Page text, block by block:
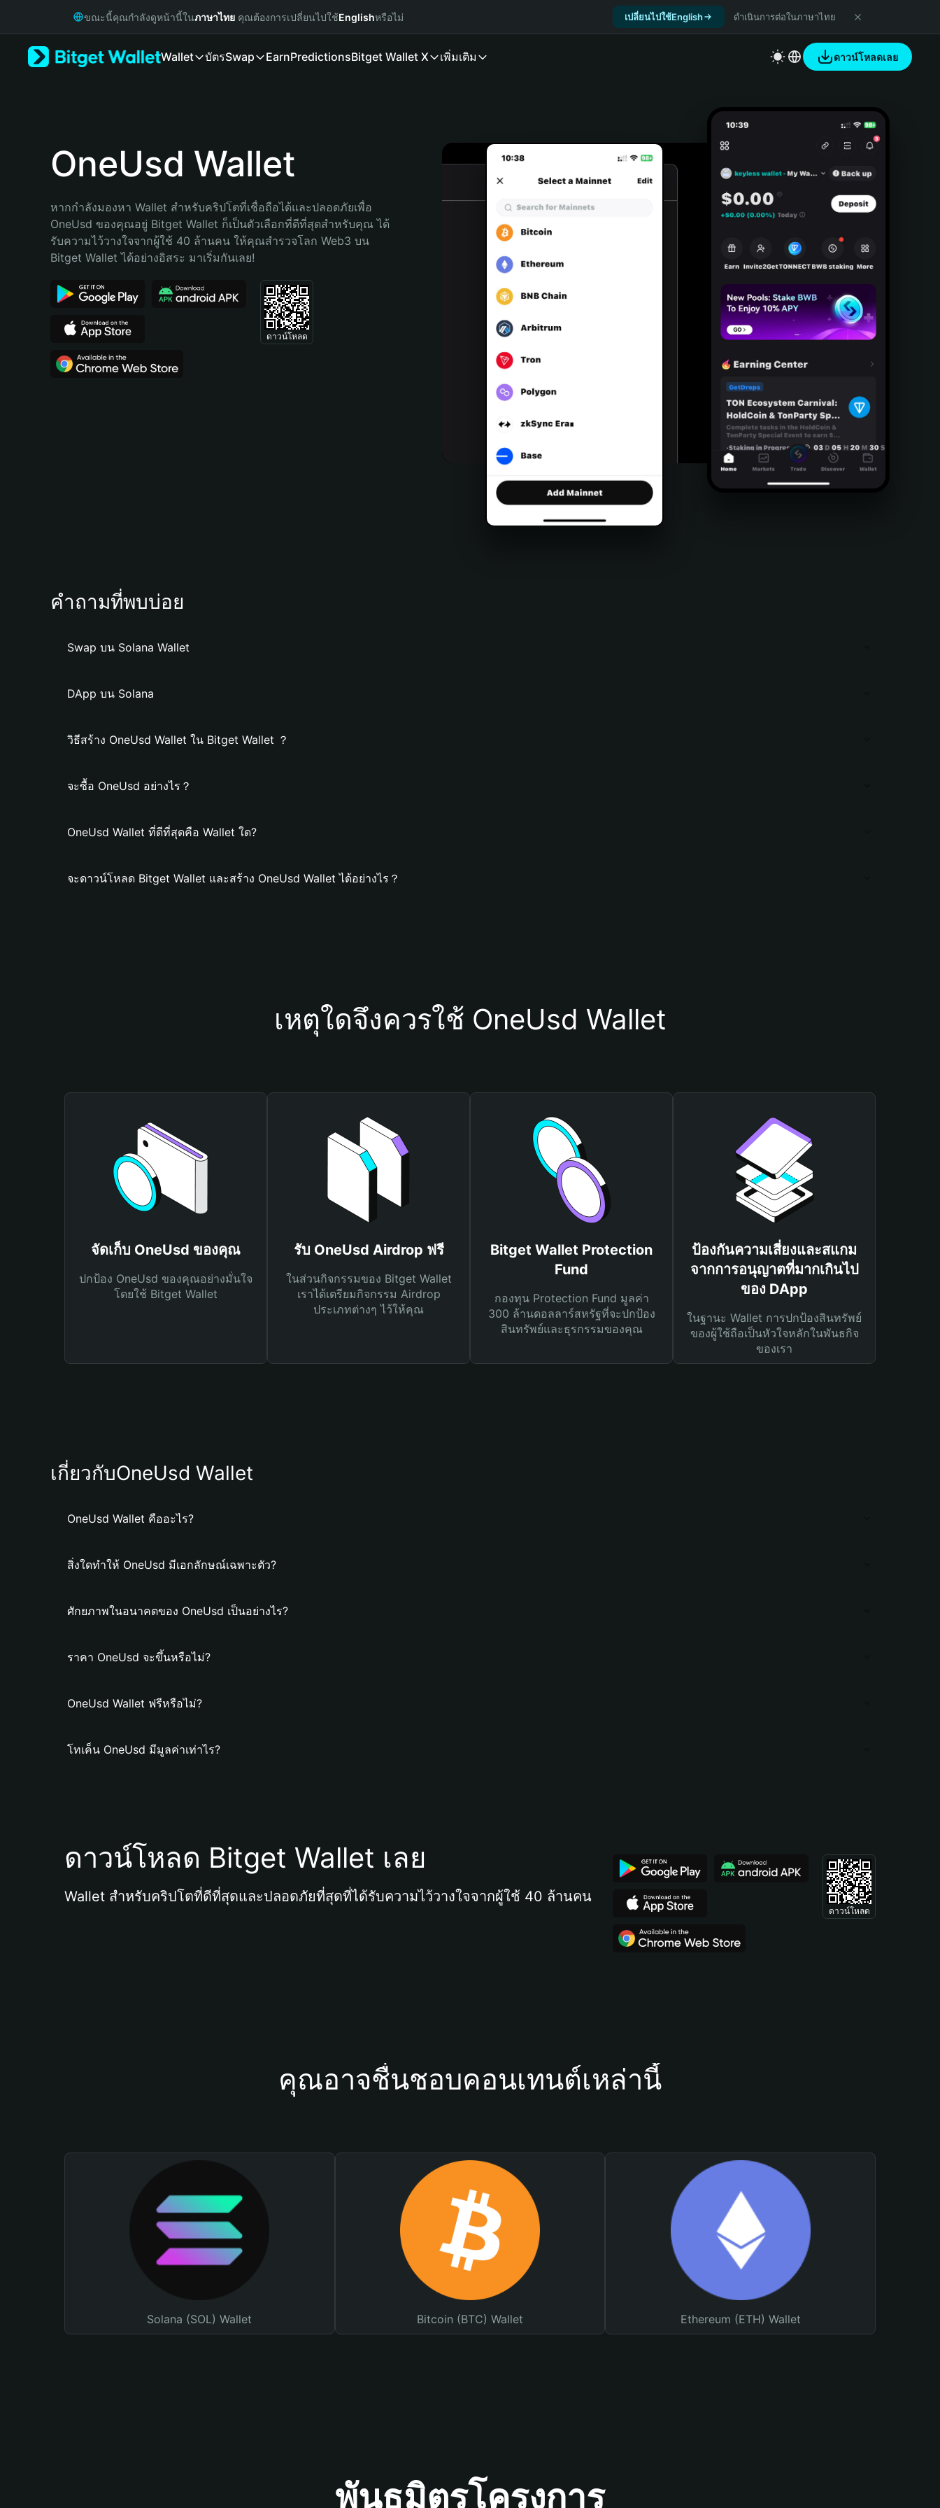
Русский
Bahasa Indonesia
Português (Brasil)
ขณะนี้คุณกำลังดูหน้านี้ในภาษาไทย คุณต้องการเปลี่ยนไปใช้Englishหรือไม่ เปลี่ยนไปใช้English ดำเนินการต่อในภาษาไทย
Wallet บัตรSwap EarnPredictionsBitget Wallet X เพิ่มเติม ดาวน์โหลดเลย
OneUsd Wallet
หากกำลังมองหา Wallet สำหรับคริปโตที่เชื่อถือได้และปลอดภัยเพื่อ
OneUsd ของคุณอยู่ Bitget Wallet ก็เป็นตัวเลือกที่ดีที่สุดสำหรับคุณ ได้
รับความไว้วางใจจากผู้ใช้ 40 ล้านคน ให้คุณสำรวจโลก Web3 บน
Bitget Wallet ได้อย่างอิสระ มาเริ่มกันเลย!
ดาวน์โหลด
คำถามที่พบบ่อย
Swap บน Solana Wallet
DApp บน Solana
วิธีสร้าง OneUsd Wallet ใน Bitget Wallet ？
จะซื้อ OneUsd อย่างไร？
OneUsd Wallet ที่ดีที่สุดคือ Wallet ใด?
จะดาวน์โหลด Bitget Wallet และสร้าง OneUsd Wallet ได้อย่างไร？
เหตุใดจึงควรใช้ OneUsd Wallet
จัดเก็บ OneUsd ของคุณ
ปกป้อง OneUsd ของคุณอย่างมั่นใจ
โดยใช้ Bitget Wallet
รับ OneUsd Airdrop ฟรี
ในส่วนกิจกรรมของ Bitget Wallet
เราได้เตรียมกิจกรรม Airdrop
ประเภทต่างๆ ไว้ให้คุณ
Bitget Wallet Protection
Fund
กองทุน Protection Fund มูลค่า
300 ล้านดอลลาร์สหรัฐที่จะปกป้อง
สินทรัพย์และธุรกรรมของคุณ
ป้องกันความเสี่ยงและสแกม
จากการอนุญาตที่มากเกินไป
ของ DApp
ในฐานะ Wallet การปกป้องสินทรัพย์
ของผู้ใช้ถือเป็นหัวใจหลักในพันธกิจ
ของเรา
เกี่ยวกับOneUsd Wallet
OneUsd Wallet คืออะไร?
สิ่งใดทำให้ OneUsd มีเอกลักษณ์เฉพาะตัว?
ศักยภาพในอนาคตของ OneUsd เป็นอย่างไร?
ราคา OneUsd จะขึ้นหรือไม่?
OneUsd Wallet ฟรีหรือไม่?
โทเค็น OneUsd มีมูลค่าเท่าไร?
ดาวน์โหลด Bitget Wallet เลย
Wallet สำหรับคริปโตที่ดีที่สุดและปลอดภัยที่สุดที่ได้รับความไว้วางใจจากผู้ใช้ 40 ล้านคน
ดาวน์โหลด
คุณอาจชื่นชอบคอนเทนต์เหล่านี้
Solana (SOL) Wallet Bitcoin (BTC) Wallet Ethereum (ETH) Wallet
พันธมิตรโครงการ